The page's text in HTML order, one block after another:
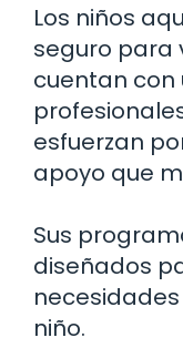
Los niños
seguro para
cuentan con
esfuerzan
apoyo que
Sus
diseñados
niño.